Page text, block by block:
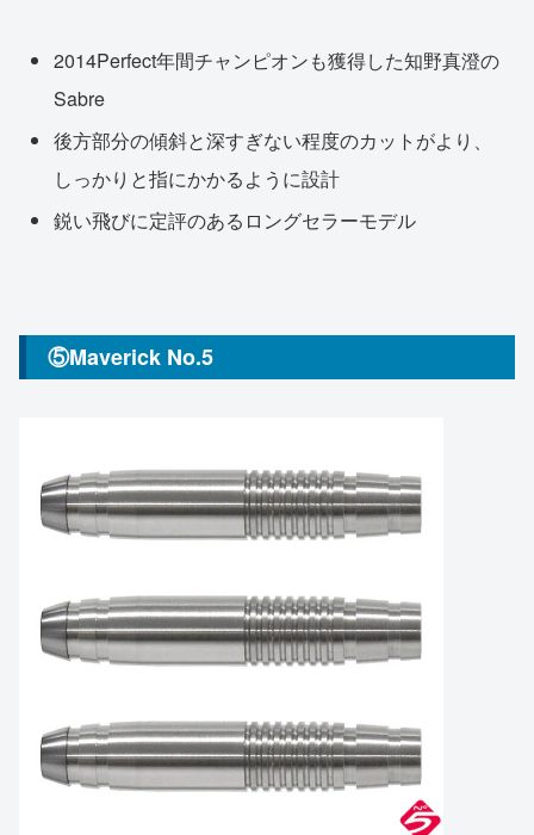
2014Perfect年間チャンピオンも獲得した知野真澄の
Sabre
後方部分の傾斜と深すぎない程度のカットがより、
しっかりと指にかかるように設計
鋭い飛びに定評のあるロングセラーモデル
⑤Maverick No.5